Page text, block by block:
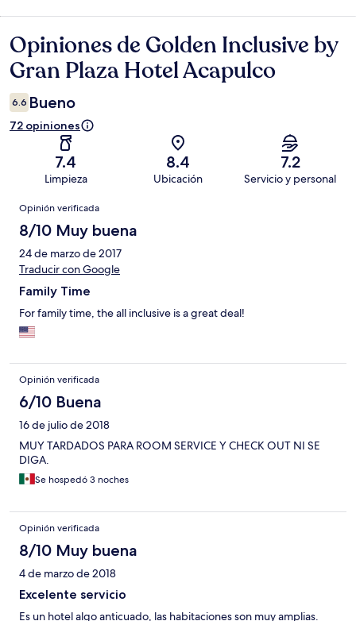
Opiniones
Opiniones de Golden Inclusive by
Gran Plaza Hotel Acapulco
6.6 Bueno
72 opiniones
7.4
Limpieza
8.4
Ubicación
7.2
Servicio y personal
Opiniones
Opinión verificada
8/10 Muy buena
24 de marzo de 2017
Traducir con Google
Family Time
For family time, the all inclusive is a great deal!
Opinión verificada
6/10 Buena
16 de julio de 2018
MUY TARDADOS PARA ROOM SERVICE Y CHECK OUT NI SE
DIGA.
Se hospedó 3 noches
Opinión verificada
8/10 Muy buena
4 de marzo de 2018
Excelente servicio
Es un hotel algo anticuado, las habitaciones son muy amplias.